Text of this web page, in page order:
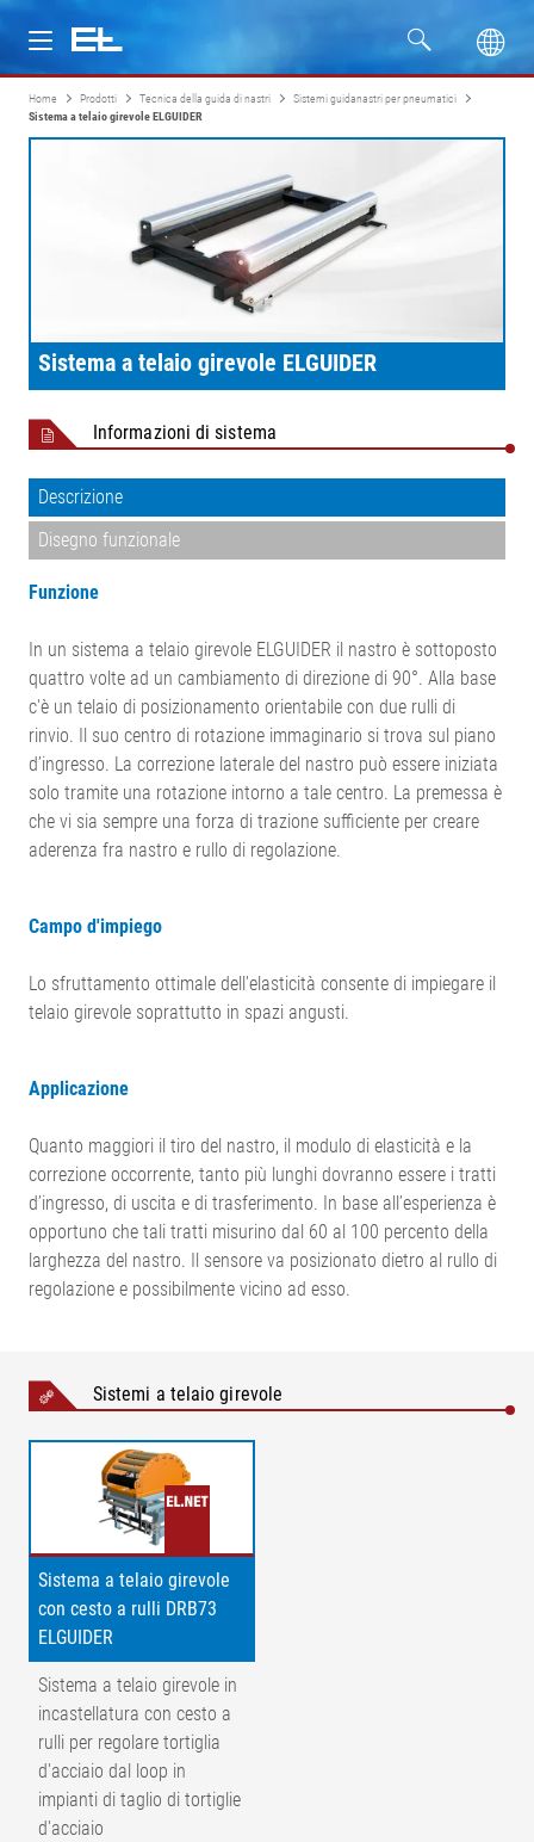
Prodotti
Home Prodotti Tecnica della guida di nastri
Sistemi guidanastri per pneumatici
Sistema a telaio girevole ELGUIDER
Sistema a telaio girevole ELGUIDER
Informazioni di sistema
Descrizione
Disegno funzionale
Funzione
In un sistema a telaio girevole ELGUIDER il nastro è sottoposto
quattro volte ad un cambiamento di direzione di 90°. Alla base
c'è un telaio di posizionamento orientabile con due rulli di
rinvio. Il suo centro di rotazione immaginario si trova sul piano
d’ingresso. La correzione laterale del nastro può essere iniziata
solo tramite una rotazione intorno a tale centro. La premessa è
che vi sia sempre una forza di trazione sufficiente per creare
aderenza fra nastro e rullo di regolazione.
Campo d'impiego
Lo sfruttamento ottimale dell'elasticità consente di impiegare il
telaio girevole soprattutto in spazi angusti.
Applicazione
Quanto maggiori il tiro del nastro, il modulo di elasticità e la
correzione occorrente, tanto più lunghi dovranno essere i tratti
d’ingresso, di uscita e di trasferimento. In base all’esperienza è
opportuno che tali tratti misurino dal 60 al 100 percento della
larghezza del nastro. Il sensore va posizionato dietro al rullo di
regolazione e possibilmente vicino ad esso.
= suddivisione del tiro del nastro all'uscita | K = correzione
dell'avanzamento del nastro | a = angolo di correzione max. ±5°
| σ1 = tensione di base del nastro | σ2 = suddivisione della
tensione orientando il telaio dei rulli all'ingresso | σ3
= suddivisione della tensione orientando il telaio dei rulli
all'uscita | 1 = centro di rotazione | 2 = rullo di ingresso | 3 =
telaio dei cilindri | 4 = sensore | 5 = rullo di fissaggio | LÜ =
tratto di trasferimento | L1 = tratto di ingresso | L2 = tratto di
uscita | AB = larghezza di lavoro
Sistemi a telaio girevole
Sistema a telaio girevole
con cesto a rulli DRB73
ELGUIDER
Sistema a telaio girevole in
incastellatura con cesto a
rulli per regolare tortiglia
d'acciaio dal loop in
impianti di taglio di tortiglie
d'acciaio